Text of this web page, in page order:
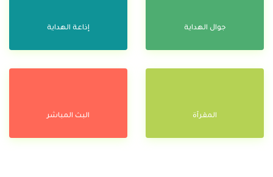
جوال الهداية إذاعة الهداية
المقرآة البث المباشر